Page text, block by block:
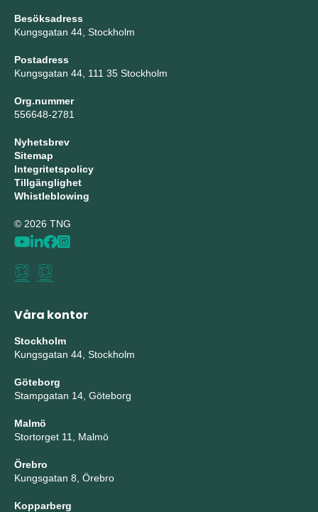
Besöksadress
Kungsgatan 44, Stockholm
Postadress
Kungsgatan 44, 111 35 Stockholm
Org.nummer
556648-2781
Nyhetsbrev
Sitemap
Integritetspolicy
Tillgänglighet
Whistleblowing
© 2026 TNG
Våra kontor
Stockholm
Kungsgatan 44, Stockholm
Göteborg
Stampgatan 14, Göteborg
Malmö
Stortorget 11, Malmö
Örebro
Kungsgatan 8, Örebro
Kopparberg